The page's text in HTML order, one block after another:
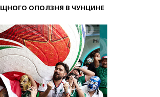
ОПОЛЗНЯ В ЧУНЦИНЕ